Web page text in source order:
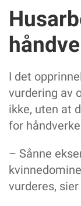
I det
vurdering av
ikke, uten at
for
– Sånne
vurderes,